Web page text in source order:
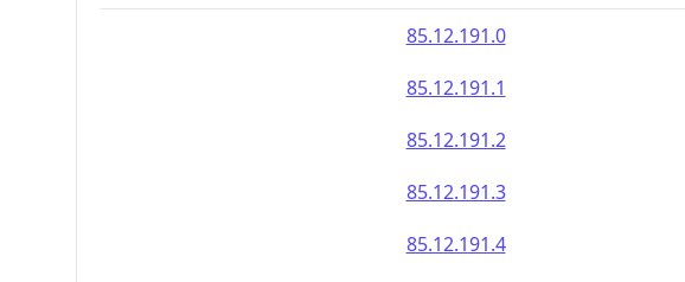
85.12.191.0
85.12.191.1
85.12.191.2
85.12.191.3
85.12.191.4